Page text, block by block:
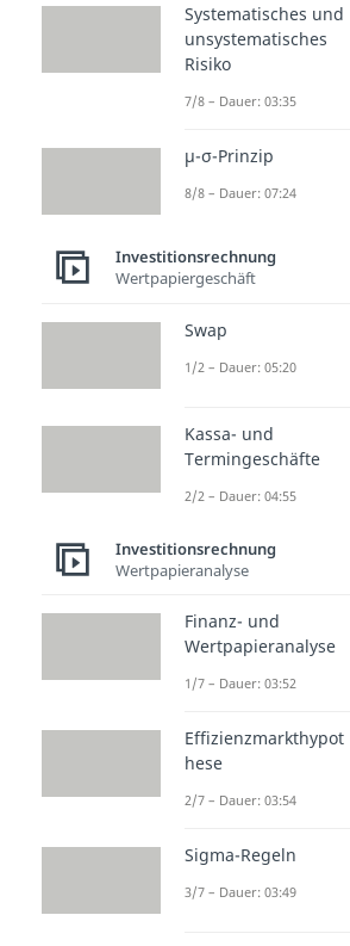
zur
auch
genannt, wählt
Investition mit
voraussichtlichen
Rentabilität.
Systematisches und
unsystematisches
Risiko
7/8 – Dauer: 03:35
μ-σ-Prinzip
8/8 – Dauer: 07:24
Investitionsrechnung
Wertpapiergeschäft
Swap
1/2 – Dauer: 05:20
Kassa- und
Termingeschäfte
2/2 – Dauer: 04:55
Investitionsrechnung
Wertpapieranalyse
Finanz- und
Wertpapieranalyse
1/7 – Dauer: 03:52
Effizienzmarkthypot
hese
2/7 – Dauer: 03:54
Sigma-Regeln
3/7 – Dauer: 03:49